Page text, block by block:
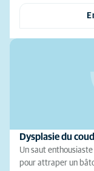
Dysplasie du
Un saut
pour attraper un